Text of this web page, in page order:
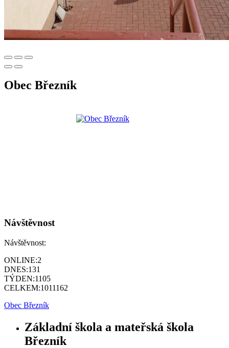
Obec Březník
Návštěvnost
Návštěvnost:
ONLINE:2
DNES:131
TÝDEN:1105
CELKEM:1011162
Obec Březník
Základní škola a mateřská škola
Březník